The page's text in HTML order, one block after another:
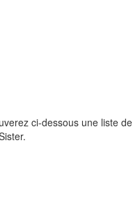
ci-dessous une liste